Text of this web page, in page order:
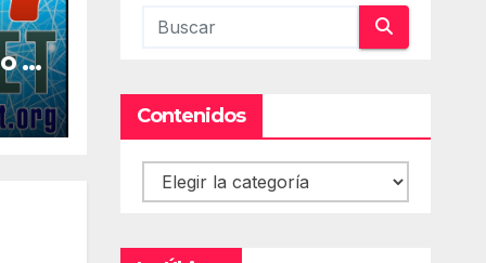
la
Contenidos
Contenidos